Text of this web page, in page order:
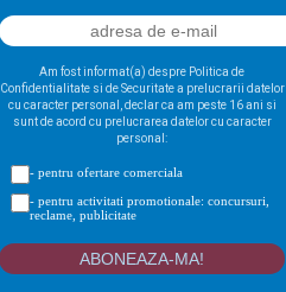
Am fost informat(a) despre Politica de
Confidentialitate si de Securitate a prelucrarii datelor
cu caracter personal, declar ca am peste 16 ani si
sunt de acord cu prelucrarea datelor cu caracter
personal:
- pentru ofertare comerciala
- pentru activitati promotionale: concursuri,
reclame, publicitate